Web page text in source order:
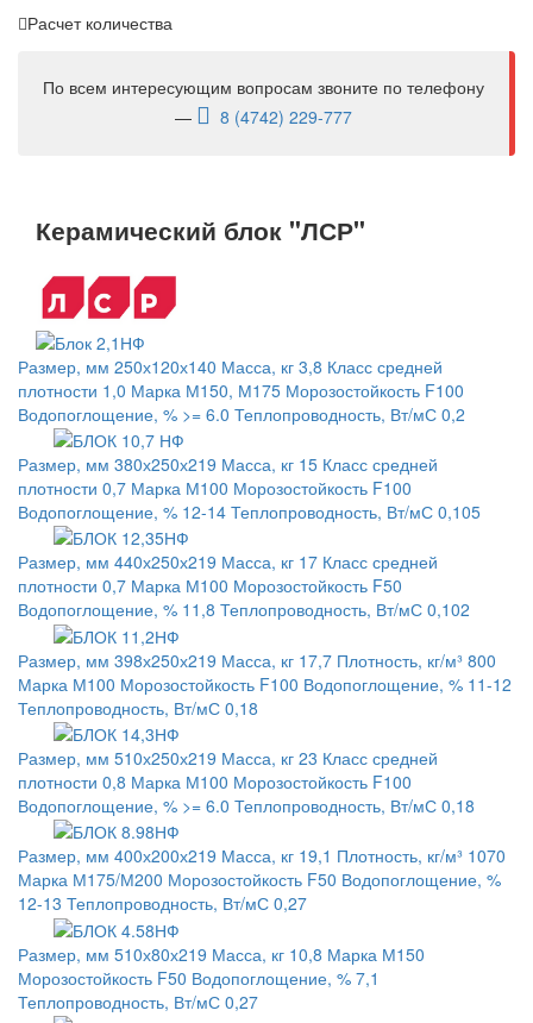
Расчет количества
По всем интересующим вопросам звоните по телефону
—
8 (4742) 229-777
Керамический блок "ЛСР"
Размер, мм 250х120х140 Масса, кг 3,8 Класс средней
плотности 1,0 Марка М150, М175 Морозостойкость F100
Водопоглощение, % >= 6.0 Теплопроводность, Вт/мС 0,2
Размер, мм 380х250х219 Масса, кг 15 Класс средней
плотности 0,7 Марка М100 Морозостойкость F100
Водопоглощение, % 12-14 Теплопроводность, Вт/мС 0,105
Размер, мм 440х250х219 Масса, кг 17 Класс средней
плотности 0,7 Марка М100 Морозостойкость F50
Водопоглощение, % 11,8 Теплопроводность, Вт/мС 0,102
Размер, мм 398х250х219 Масса, кг 17,7 Плотность, кг/м³ 800
Марка М100 Морозостойкость F100 Водопоглощение, % 11-12
Теплопроводность, Вт/мС 0,18
Размер, мм 510х250х219 Масса, кг 23 Класс средней
плотности 0,8 Марка М100 Морозостойкость F100
Водопоглощение, % >= 6.0 Теплопроводность, Вт/мС 0,18
Размер, мм 400х200х219 Масса, кг 19,1 Плотность, кг/м³ 1070
Марка М175/М200 Морозостойкость F50 Водопоглощение, %
12-13 Теплопроводность, Вт/мС 0,27
Размер, мм 510х80х219 Масса, кг 10,8 Марка М150
Морозостойкость F50 Водопоглощение, % 7,1
Теплопроводность, Вт/мС 0,27